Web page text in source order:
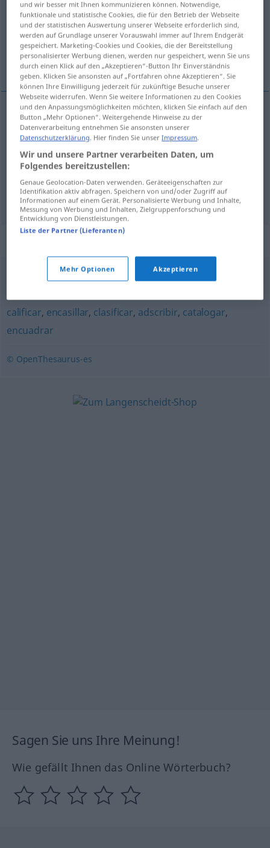
Übersicht aller Übersetzungen
(Für mehr Details die Übersetzung anklicken/antippen)
etikettieren, auszeichnen taggen
etikettieren etiquetar
auszeichnen etiquetar mercancía
taggen etiquetar INFORM
,atribuir,aplicar,calificar,tachar
calificar, encasillar, clasificar, adscribir, catalogar,
encuadrar
© OpenThesaurus-es
Sagen Sie uns Ihre Meinung!
Wie gefällt Ihnen das Online Wörterbuch?
und wir besser mit Ihnen kommunizieren können. Notwendige,
funktionale und statistische Cookies, die für den Betrieb der Webseite
und der statistischen Auswertung unserer Webseite erforderlich sind,
werden auf Grundlage unserer Vorauswahl immer auf Ihrem Endgerät
gespeichert. Marketing-Cookies und Cookies, die der Bereitstellung
personalisierter Werbung dienen, werden nur gespeichert, wenn Sie uns
durch einen Klick auf den „Akzeptieren“-Button Ihr Einverständnis
geben. Klicken Sie ansonsten auf „Fortfahren ohne Akzeptieren“. Sie
können Ihre Einwilligung jederzeit für zukünftige Besuche unserer
Webseite widerrufen. Wenn Sie weitere Informationen zu den Cookies
und den Anpassungsmöglichkeiten möchten, klicken Sie einfach auf den
Button „Mehr Optionen“. Weitergehende Hinweise zu der
Datenverarbeitung entnehmen Sie ansonsten unserer
Datenschutzerklärung. Hier finden Sie unserImpressum.
Wir und unsere Partner verarbeiten Daten, um
Folgendes bereitzustellen:
Genaue Geolocation-Daten verwenden. Geräteeigenschaften zur
Identifikation aktiv abfragen. Speichern von und/oder Zugriff auf
Informationen auf einem Gerät. Personalisierte Werbung und Inhalte,
Messung von Werbung und Inhalten, Zielgruppenforschung und
Entwicklung von Dienstleistungen.
Liste der Partner (Lieferanten)
Mehr Optionen Akzeptieren